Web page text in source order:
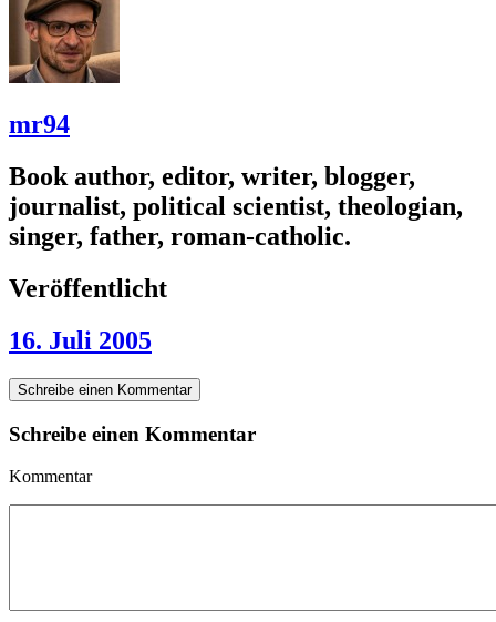
mr94
Book author, editor, writer, blogger,
journalist, political scientist, theologian,
singer, father, roman-catholic.
Veröffentlicht
16. Juli 2005
Schreibe einen Kommentar
Schreibe einen Kommentar
Kommentar